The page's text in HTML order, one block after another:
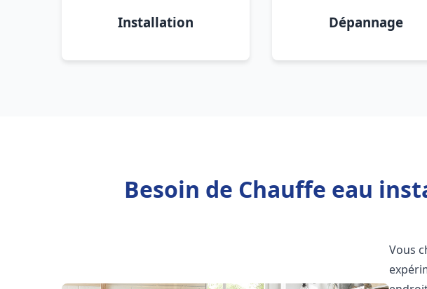
Installation Dépannage
Besoin de Chauffe eau
Vous